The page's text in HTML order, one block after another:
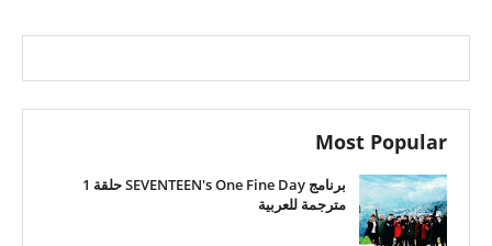
Most Popular
برنامج SEVENTEEN's One Fine Day حلقة 1
مترجمة للعربية